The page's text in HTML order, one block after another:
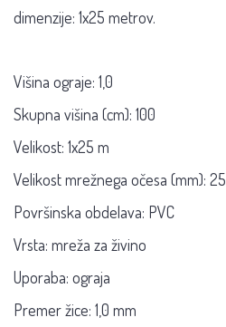
dimenzije: 1x25 metrov.
Višina ograje: 1,0
Skupna višina (cm): 100
Velikost: 1x25 m
Velikost mrežnega očesa (mm): 25
Površinska obdelava: PVC
Vrsta: mreža za živino
Uporaba: ograja
Premer žice: 1,0 mm